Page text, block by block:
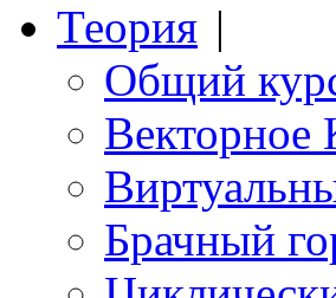
Теория |
Общий
Векторное
Брачный